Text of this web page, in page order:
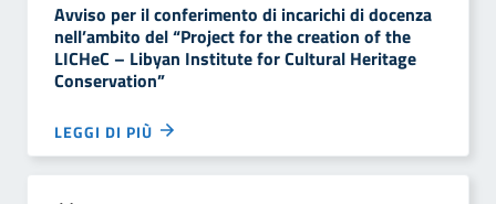
Avviso per il conferimento di incarichi di docenza
nell’ambito del “Project for the creation of the
LICHeC – Libyan Institute for Cultural Heritage
Conservation”
LEGGI DI PIÙ